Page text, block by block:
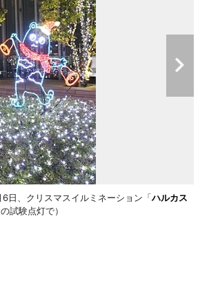
日、クリスマスイルミネーション「ハルカス
試験点灯で）